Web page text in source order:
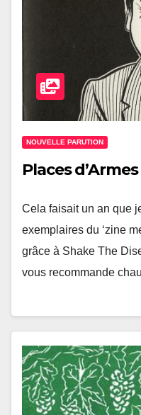
NOUVELLE PARUTION
Places d’Armes
Cela faisait un an que
exemplaires du ‘zine
grâce à Shake The
vous recommande